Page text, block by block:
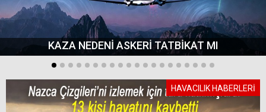
KAZA NEDENİ ASKERİ TATBİKAT MI
HAVACILIK HABERLERİ